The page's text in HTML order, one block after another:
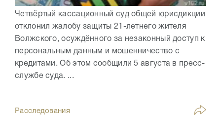
Четвёртый кассационный суд общей юрисдикции
отклонил жалобу защиты 21-летнего жителя
Волжского, осуждённого за незаконный доступ к
персональным данным и мошенничество с
кредитами. Об этом сообщили 5 августа в пресс-
службе суда. ...
Расследования